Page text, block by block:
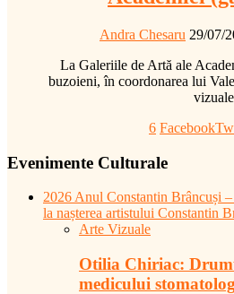
Andra Chesaru 29/07/
La Galeriile de Artă ale
buzoieni, în coordonarea lui
6 Facebook
Evenimente Culturale
2026 Anul Constantin Brâncuși
la nașterea artistului Constantin
Arte Vizuale
Otilia Chiriac:
medicului